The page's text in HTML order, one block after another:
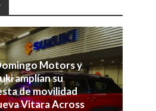
Motors y
amplían su
de movilidad
Vitara Across